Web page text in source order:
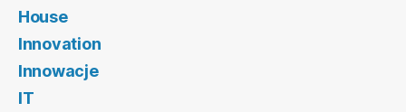
House
Innovation
Innowacje
IT